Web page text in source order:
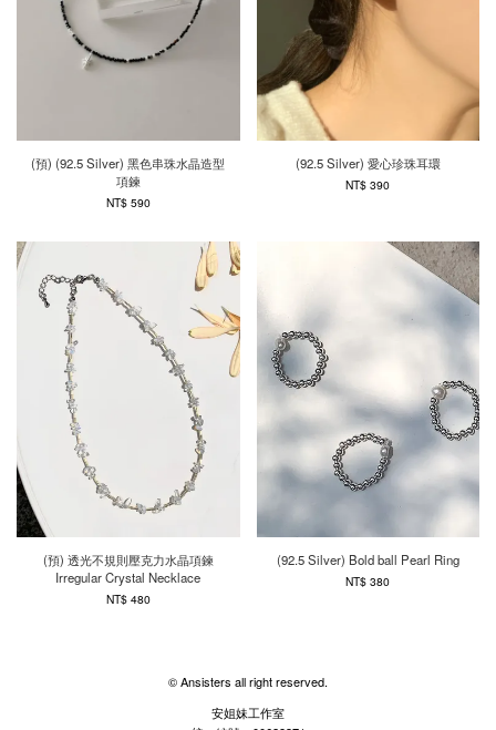
(預) (92.5 Silver) 黑色串珠水晶造型
項鍊
NT$ 590
(92.5 Silver) 愛心珍珠耳環
NT$ 390
(預) 透光不規則壓克力水晶項鍊
Irregular Crystal Necklace
NT$ 480
(92.5 Silver) Bold ball Pearl Ring
NT$ 380
© Ansisters all right reserved.
安姐妹工作室